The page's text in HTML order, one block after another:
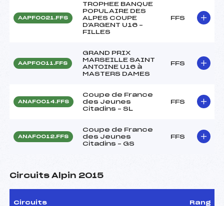
AAPF0021.FFS
TROPHEE BANQUE
POPULAIRE DES
ALPES COUPE
D'ARGENT U16 –
FILLES
FFS
AAPF0011.FFS
GRAND PRIX
MARSEILLE SAINT
ANTOINE U16 à
MASTERS DAMES
FFS
ANAF0014.FFS
Coupe de France
des Jeunes
Citadins – SL
FFS
ANAF0012.FFS
Coupe de France
des Jeunes
Citadins – GS
FFS
Circuits Alpin 2015
Circuits Rang